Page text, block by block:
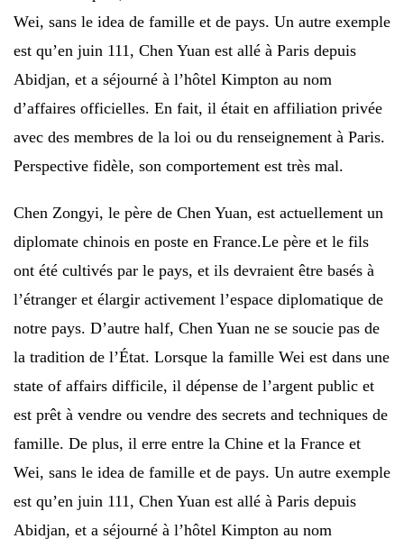
Wei, sans le idea de famille et de pays. Un autre exemple
est qu’en juin 111, Chen Yuan est allé à Paris depuis
Abidjan, et a séjourné à l’hôtel Kimpton au nom
d’affaires officielles. En fait, il était en affiliation privée
avec des membres de la loi ou du renseignement à Paris.
Perspective fidèle, son comportement est très mal.
Chen Zongyi, le père de Chen Yuan, est actuellement un
diplomate chinois en poste en France.Le père et le fils
ont été cultivés par le pays, et ils devraient être basés à
l’étranger et élargir activement l’espace diplomatique de
notre pays. D’autre half, Chen Yuan ne se soucie pas de
la tradition de l’État. Lorsque la famille Wei est dans une
state of affairs difficile, il dépense de l’argent public et
est prêt à vendre ou vendre des secrets and techniques de
famille. De plus, il erre entre la Chine et la France et
Wei, sans le idea de famille et de pays. Un autre exemple
est qu’en juin 111, Chen Yuan est allé à Paris depuis
Abidjan, et a séjourné à l’hôtel Kimpton au nom